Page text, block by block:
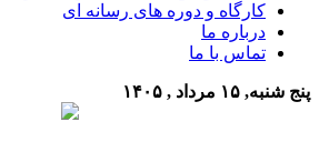
کارگاه و دوره های رسانه ای
درباره ما
تماس با ما
پنج شنبه, ۱۵ مرداد , ۱۴۰۵